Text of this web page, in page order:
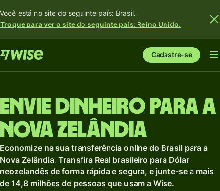
Você está no site do seguinte país: Brasil.
Troque para ver o site do seguinte país: Reino Unido.
Cadastre-se
Envie dinheiro para a
Nova Zelândia
Economize na sua transferência online do Brasil para a
Nova Zelândia. Transfira Real brasileiro para Dólar
neozelandês de forma rápida e segura, e junte-se a mais
de 14,8 milhões de pessoas que usam a Wise.